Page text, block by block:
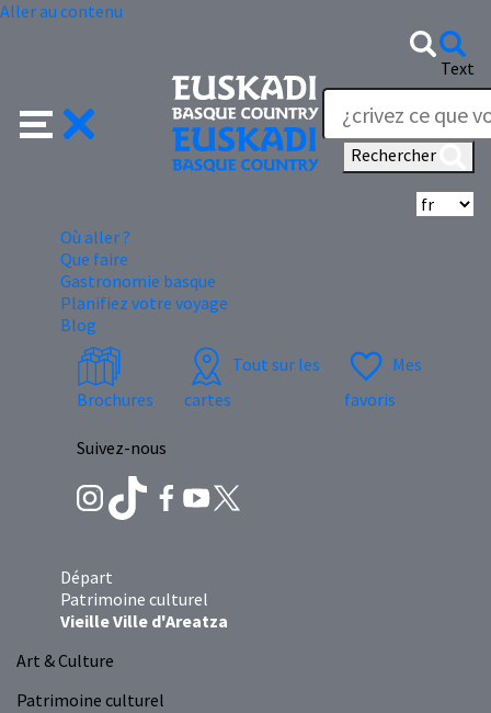
Aller au contenu
Text
Rechercher
Où aller ?
Que faire
Gastronomie basque
Planifiez votre voyage
Blog
Brochures
Tout sur les
cartes
Mes
favoris
Suivez-nous
Départ
Patrimoine culturel
Vieille Ville d'Areatza
Art & Culture
Patrimoine culturel